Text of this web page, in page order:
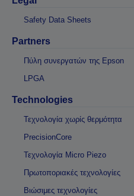
Safety Data Sheets
Partners
Πύλη συνεργατών της Epson
LPGA
Technologies
Τεχνολογία χωρίς θερμότητα
PrecisionCore
Τεχνολογία Micro Piezo
Πρωτοποριακές τεχνολογίες
Βιώσιμες τεχνολογίες